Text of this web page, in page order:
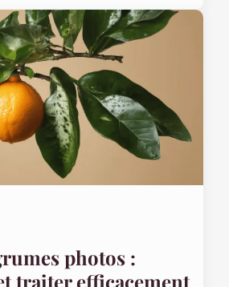
photos :
traiter efficacement